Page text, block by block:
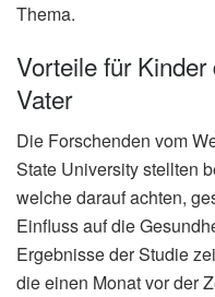
Thema.
Vorteile für
Vater
Die Forschenden vom
State University stellten
welche darauf achten,
Einfluss auf die
Ergebnisse der Studie
die einen Monat vor der